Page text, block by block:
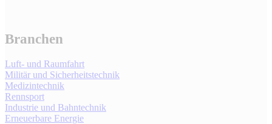
Branchen
Luft- und Raumfahrt
Militär und Sicherheitstechnik
Medizintechnik
Rennsport
Industrie und Bahntechnik
Erneuerbare Energie